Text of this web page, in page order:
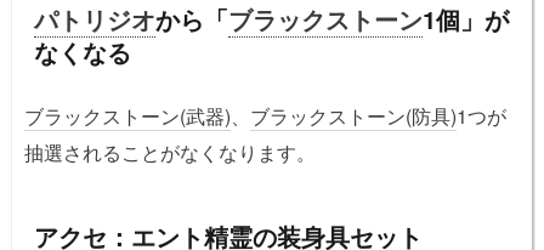
パトリジオから「ブラックストーン1個」が
なくなる
ブラックストーン(武器)、 ブラックストーン(防具)1つが
抽選されることがなくなります。
アクセ：エント精霊の装身具セット